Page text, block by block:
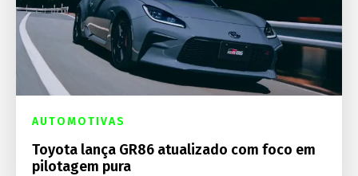
AUTOMOTIVAS
Toyota lança GR86 atualizado com foco em
pilotagem pura